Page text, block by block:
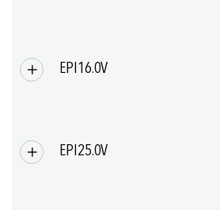
EPI16.0V
EPI25.0V